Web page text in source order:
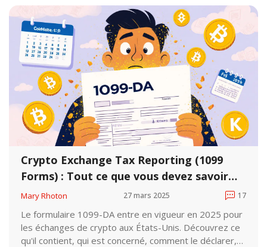
Crypto Exchange Tax Reporting (1099
Forms) : Tout ce que vous devez savoir
pour 2025
Mary Rhoton 27 mars 2025 17
Le formulaire 1099-DA entre en vigueur en 2025 pour
les échanges de crypto aux États-Unis. Découvrez ce
qu'il contient, qui est concerné, comment le déclarer,